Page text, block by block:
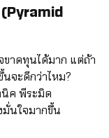
าดทุนได้มาก แต่ถ้า
จะดีกว่าไหม?
ค พีระมิด
นใจมากขึ้น